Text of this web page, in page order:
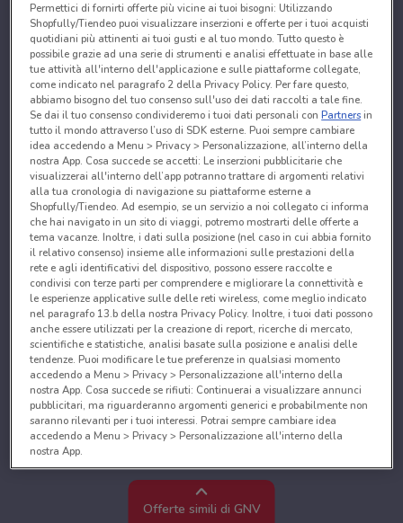
Offerte simili di GNV
Permettici di fornirti offerte più vicine ai tuoi bisogni: Utilizzando
Shopfully/Tiendeo puoi visualizzare inserzioni e offerte per i tuoi acquisti
quotidiani più attinenti ai tuoi gusti e al tuo mondo. Tutto questo è
possibile grazie ad una serie di strumenti e analisi effettuate in base alle
tue attività all'interno dell'applicazione e sulle piattaforme collegate,
come indicato nel paragrafo 2 della Privacy Policy. Per fare questo,
abbiamo bisogno del tuo consenso sull'uso dei dati raccolti a tale fine.
Se dai il tuo consenso condivideremo i tuoi dati personali conPartnersin
tutto il mondo attraverso l’uso di SDK esterne. Puoi sempre cambiare
idea accedendo a Menu > Privacy > Personalizzazione, all’interno della
nostra App. Cosa succede se accetti: Le inserzioni pubblicitarie che
visualizzerai all'interno dell’app potranno trattare di argomenti relativi
alla tua cronologia di navigazione su piattaforme esterne a
Shopfully/Tiendeo. Ad esempio, se un servizio a noi collegato ci informa
che hai navigato in un sito di viaggi, potremo mostrarti delle offerte a
tema vacanze. Inoltre, i dati sulla posizione (nel caso in cui abbia fornito
il relativo consenso) insieme alle informazioni sulle prestazioni della
rete e agli identificativi del dispositivo, possono essere raccolte e
condivisi con terze parti per comprendere e migliorare la connettività e
le esperienze applicative sulle delle reti wireless, come meglio indicato
nel paragrafo 13.b della nostra Privacy Policy. Inoltre, i tuoi dati possono
anche essere utilizzati per la creazione di report, ricerche di mercato,
scientifiche e statistiche, analisi basate sulla posizione e analisi delle
tendenze. Puoi modificare le tue preferenze in qualsiasi momento
accedendo a Menu > Privacy > Personalizzazione all'interno della
nostra App. Cosa succede se rifiuti: Continuerai a visualizzare annunci
pubblicitari, ma riguarderanno argomenti generici e probabilmente non
saranno rilevanti per i tuoi interessi. Potrai sempre cambiare idea
accedendo a Menu > Privacy > Personalizzazione all'interno della
nostra App.
Noi e i nostri partner trattiamo i dati per fornire:
Utilizzare dati di geolocalizzazione precisi. Scansione attiva delle
caratteristiche del dispositivo ai fini dell’identificazione. Archiviare